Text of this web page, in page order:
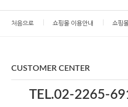
처음으로 쇼핑몰 이용안내 쇼핑
CUSTOMER CENTER
TEL.02-2265-